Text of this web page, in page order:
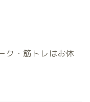
ク・筋トレはお休